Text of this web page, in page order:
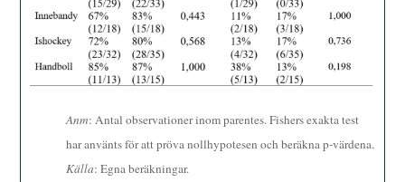
Anm: Antal observationer inom parentes. Fishers exakta test
har använts för att pröva nollhypotesen och beräkna p-värdena.
Källa: Egna beräkningar.